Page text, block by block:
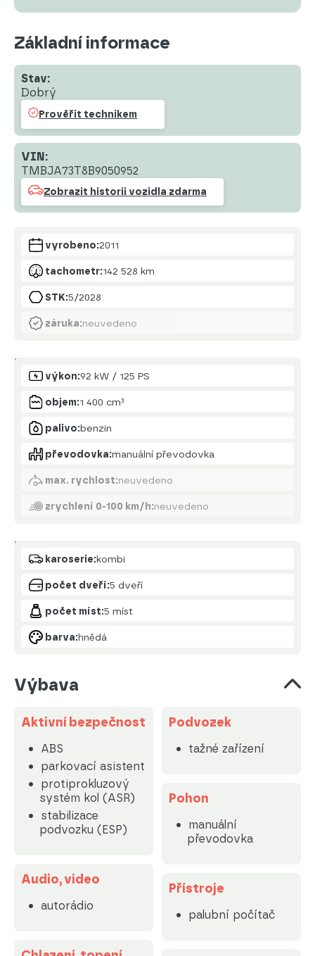
Základní informace
Stav:
Dobrý
Prověřit technikem
VIN:
TMBJA73T8B9050952
Zobrazit historii vozidla zdarma
vyrobeno:2011
tachometr:142 528 km
STK:5/2028
záruka:neuvedeno
Motor
výkon:92 kW / 125 PS
objem:1 400 cm³
palivo:benzin
převodovka:manuální převodovka
max. rychlost:neuvedeno
zrychlení 0-100 km/h:neuvedeno
Karoserie
karoserie:kombi
počet dveří:5 dveří
počet míst:5 míst
barva:hnědá
Výbava
Aktivní bezpečnost
ABS
parkovací asistent
protiprokluzový
systém kol (ASR)
stabilizace
podvozku (ESP)
Audio, video
autorádio
Podvozek
tažné zařízení
Pohon
manuální
převodovka
Přístroje
palubní počítač